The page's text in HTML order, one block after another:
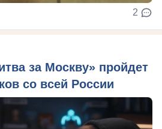
2
за Москву» пройдет
со всей России